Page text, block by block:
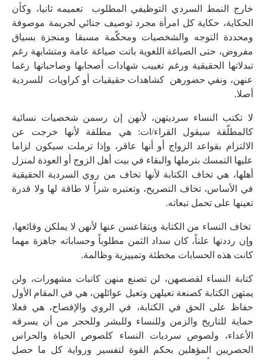
خارج النمط السردي التوظيفي المطلوب تعميمه ثانيا، وكأن
الحكاية، حكاية كل امرأة مجرد توصيف جنائي لجريمة موصوفة
ومحددة التوجه والشخصيات ومحكّمة مسبقا ومنجزة بسياق
مفروض، حتى الصياغة اللغوية باتت صياغة عامة ومتشابهة رغم
تبدلاتها الحقيقية ورغم تغييب شهادات أصحابها وصاحباتها رغما
عنهن، ونفي حضورهن كشاهدات حقيقيات أو كراويات للسردية
أصلا.
لا تكتب النساء سرديتهن، لأنهن إن رسمن شخصيات نسائية
كالمطلّقة سيقول القراء/ات: هي مطلقة لأنها خرجت عن
الالتزام بقواعد الزواج أو أنها عاقر، وإذا ترملت سيكون لزاما
عليها التمسك بترملها والبقاء في بيت أهل الزوج أو العودة لمنزل
أهلها، هي تخاف الكتابة لأنها تخاف من روي السردية الحقيقية
في الأساس، تخاف التصريح، وتعتبره شراً لا طاقة لها ولا قدرة
تعينها على تحمل تبعاته.
تخاف النساء من الكتابة ويتقاعسن عنها لأنهن لا يملكن وقائعها،
وإن رددنها علناً، كان سداد الثمن مطلوباً وحساباته جاهزة مهما
كانت هذه الحسابات مخطئة وتمييزية وظالمة.
كتابة النساء لقصصهن، لن تصنع منهن كاتبات مشهورات، ولن
يمتهن الكتابة كصنعة تعيلهن وتعيل عوائلهن، هي في المقام الأول
حفاظ على الحق في الكتابة، في الروي والإفصاح، هي فعلا
حماية للتاريخ والزمن وللنساء وللبشر وللحجر من أن يسرقه
الأعداء، ولصوص سرديات النساء كلصوص الحياة والحراس
الحصريين المؤهلين بحكم القوة لتفسير ورواية كل ما حصل